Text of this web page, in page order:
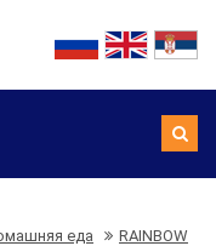
еда RAINBOW